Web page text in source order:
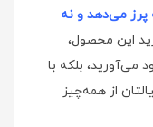
می‌دهد و نه
این محصول،
می‌آورید، بلکه با
از همه‌چیز